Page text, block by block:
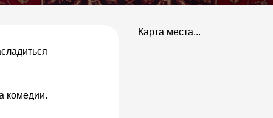
комедии.
Карта места...